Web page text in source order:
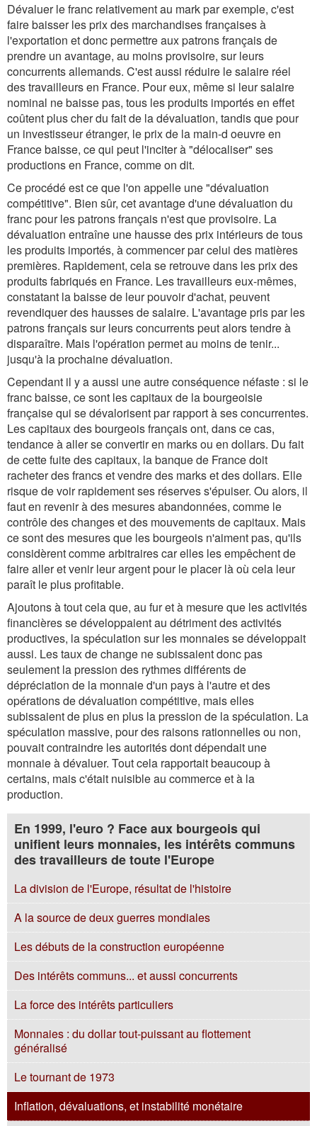
Dévaluer le franc relativement au mark par exemple, c'est
faire baisser les prix des marchandises françaises à
l'exportation et donc permettre aux patrons français de
prendre un avantage, au moins provisoire, sur leurs
concurrents allemands. C'est aussi réduire le salaire réel
des travailleurs en France. Pour eux, même si leur salaire
nominal ne baisse pas, tous les produits importés en effet
coûtent plus cher du fait de la dévaluation, tandis que pour
un investisseur étranger, le prix de la main-d oeuvre en
France baisse, ce qui peut l'inciter à "délocaliser" ses
productions en France, comme on dit.
Ce procédé est ce que l'on appelle une "dévaluation
compétitive". Bien sûr, cet avantage d'une dévaluation du
franc pour les patrons français n'est que provisoire. La
dévaluation entraîne une hausse des prix intérieurs de tous
les produits importés, à commencer par celui des matières
premières. Rapidement, cela se retrouve dans les prix des
produits fabriqués en France. Les travailleurs eux-mêmes,
constatant la baisse de leur pouvoir d'achat, peuvent
revendiquer des hausses de salaire. L'avantage pris par les
patrons français sur leurs concurrents peut alors tendre à
disparaître. Mais l'opération permet au moins de tenir...
jusqu'à la prochaine dévaluation.
Cependant il y a aussi une autre conséquence néfaste : si le
franc baisse, ce sont les capitaux de la bourgeoisie
française qui se dévalorisent par rapport à ses concurrentes.
Les capitaux des bourgeois français ont, dans ce cas,
tendance à aller se convertir en marks ou en dollars. Du fait
de cette fuite des capitaux, la banque de France doit
racheter des francs et vendre des marks et des dollars. Elle
risque de voir rapidement ses réserves s'épuiser. Ou alors, il
faut en revenir à des mesures abandonnées, comme le
contrôle des changes et des mouvements de capitaux. Mais
ce sont des mesures que les bourgeois n'aiment pas, qu'ils
considèrent comme arbitraires car elles les empêchent de
faire aller et venir leur argent pour le placer là où cela leur
paraît le plus profitable.
Ajoutons à tout cela que, au fur et à mesure que les activités
financières se développaient au détriment des activités
productives, la spéculation sur les monnaies se développait
aussi. Les taux de change ne subissaient donc pas
seulement la pression des rythmes différents de
dépréciation de la monnaie d'un pays à l'autre et des
opérations de dévaluation compétitive, mais elles
subissaient de plus en plus la pression de la spéculation. La
spéculation massive, pour des raisons rationnelles ou non,
pouvait contraindre les autorités dont dépendait une
monnaie à dévaluer. Tout cela rapportait beaucoup à
certains, mais c'était nuisible au commerce et à la
production.
En 1999, l'euro ? Face aux bourgeois qui
unifient leurs monnaies, les intérêts communs
des travailleurs de toute l'Europe
La division de l'Europe, résultat de l'histoire
A la source de deux guerres mondiales
Les débuts de la construction européenne
Des intérêts communs... et aussi concurrents
La force des intérêts particuliers
Monnaies : du dollar tout-puissant au flottement
généralisé
Le tournant de 1973
Inflation, dévaluations, et instabilité monétaire